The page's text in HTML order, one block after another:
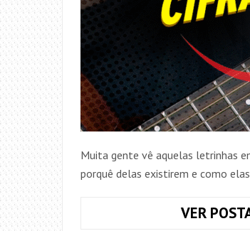
Muita gente vê aquelas letrinhas
porquê delas existirem e como
VER